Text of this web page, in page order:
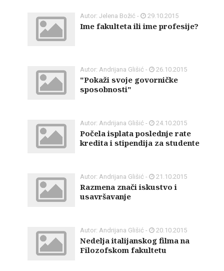
Autor: Jelena Božić - 29.10.2015
Ime fakulteta ili ime profesije?
Autor: Andrijana Glišić - 26.10.2015
"Pokaži svoje govorničke
sposobnosti"
Autor: Andrijana Glišić - 24.10.2015
Počela isplata poslednje rate
kredita i stipendija za studente
Autor: Andrijana Glišić - 21.10.2015
Razmena znači iskustvo i
usavršavanje
Autor: Andrijana Glišić - 20.10.2015
Nedelja italijanskog filma na
Filozofskom fakultetu